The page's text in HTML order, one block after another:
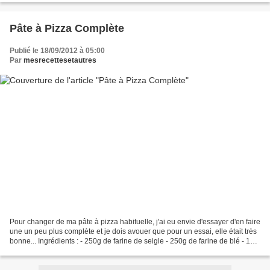
Pâte à Pizza Complète
Publié le 18/09/2012 à 05:00
Par mesrecettesetautres
Pour changer de ma pâte à pizza habituelle, j'ai eu envie d'essayer d'en faire
une un peu plus complète et je dois avouer que pour un essai, elle était très
bonne... Ingrédients : - 250g de farine de seigle - 250g de farine de blé - 1